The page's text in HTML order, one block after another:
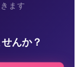
ます
んか？